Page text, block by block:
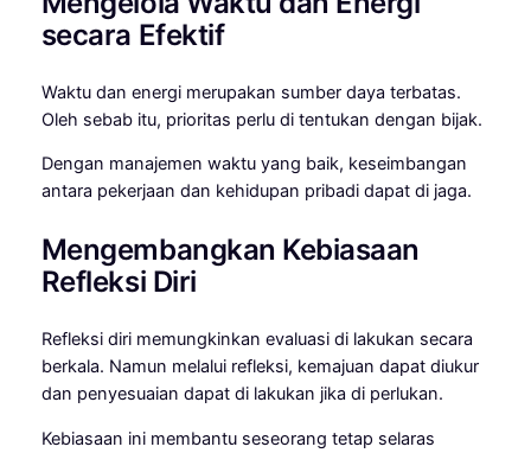
secara Efektif
Waktu dan energi merupakan sumber daya terbatas.
Oleh sebab itu, prioritas perlu di tentukan dengan bijak.
Dengan manajemen waktu yang baik, keseimbangan
antara pekerjaan dan kehidupan pribadi dapat di jaga.
Mengembangkan Kebiasaan
Refleksi Diri
Refleksi diri memungkinkan evaluasi di lakukan secara
berkala. Namun melalui refleksi, kemajuan dapat diukur
dan penyesuaian dapat di lakukan jika di perlukan.
Kebiasaan ini membantu seseorang tetap selaras